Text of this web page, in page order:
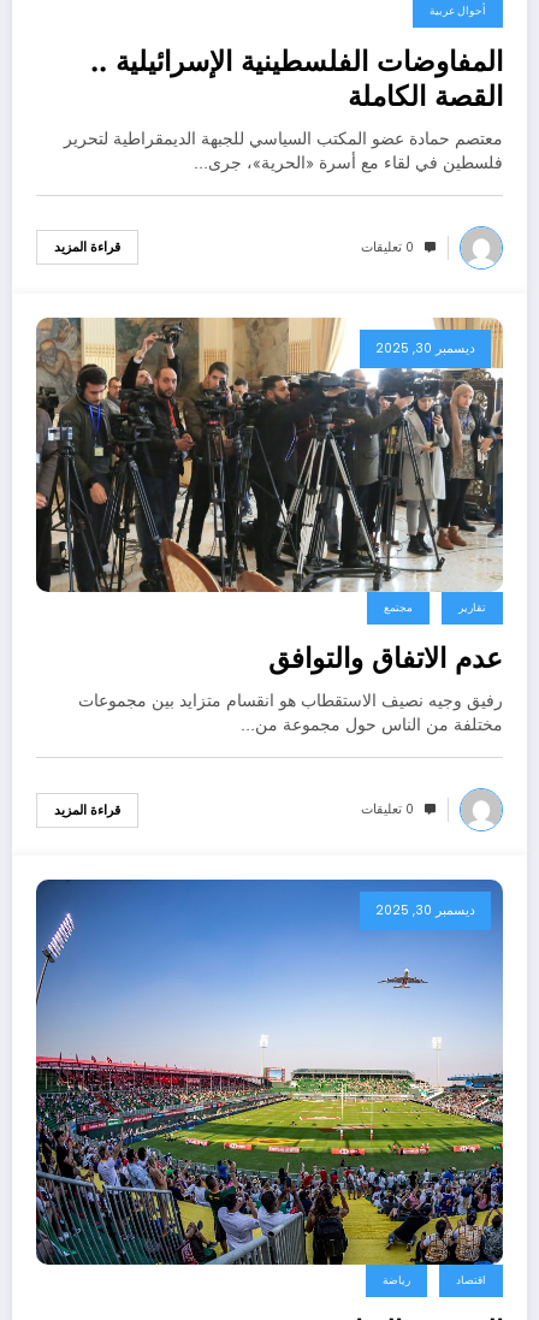
ديسمبر 30, 2025
أحوال عربية
المفاوضات الفلسطينية الإسرائيلية ..
القصة الكاملة
معتصم حمادة عضو المكتب السياسي للجبهة الديمقراطية لتحرير
فلسطين في لقاء مع أسرة «الحرية»، جرى…
0 تعليقات قراءة المزيد
ديسمبر 30, 2025
تقارير مجتمع
عدم الاتفاق والتوافق
رفيق وجيه نصيف الاستقطاب هو انقسام متزايد بين مجموعات
مختلفة من الناس حول مجموعة من…
0 تعليقات قراءة المزيد
ديسمبر 30, 2025
اقتصاد رياضة